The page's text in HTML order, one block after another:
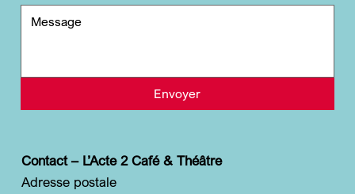
Contact – L’Acte 2 Café & Théâtre
Adresse postale
Envoyer